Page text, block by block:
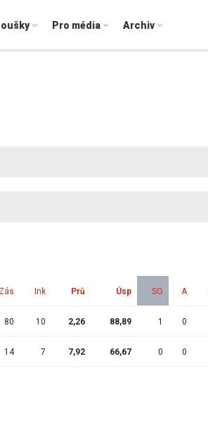
Pro média Archiv
Zás Ink Prů Úsp SO A
80 10 2,26 88,89 1 0
14 7 7,92 66,67 0 0